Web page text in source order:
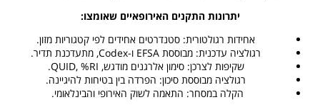
יתרונות התקנים האירופאיים שאומצו:
אחידות רגולטורית: סטנדרטים אחידים לפי קטגוריות מזון.
רגולציה עדכנית: מבוססת EFSA ו-Codex, מתעדכנת תדיר.
שקיפות לצרכן: סימון אלרגנים מודגש, QUID, %RI.
רגולציה מבוססת סיכון: הפרדה בין בטיחות להיגיינה.
הקלה במסחר: התאמה לשוק האירופי והבינלאומי.